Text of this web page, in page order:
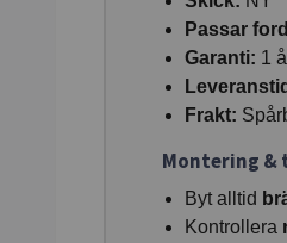
Passar
Garanti: 1
Frakt:
Montering &
Byt alltid
Kontrollera